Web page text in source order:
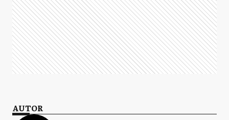
AUTOR